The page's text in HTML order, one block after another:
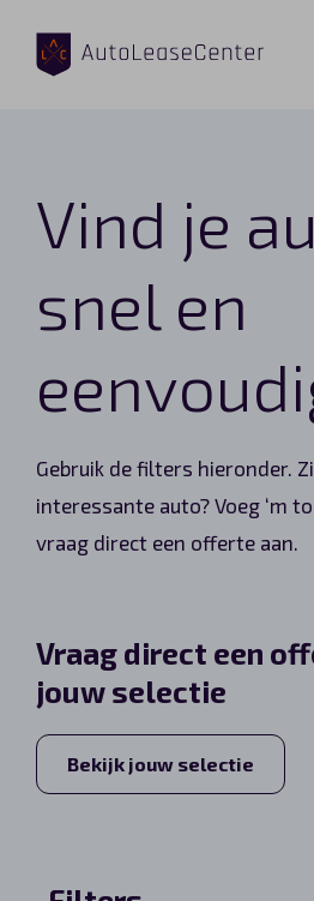
Vind je
snel en
Gebruik de filters hieronder.
interessante auto? Voeg ‘m
vraag direct een offerte aan.
Vraag direct een
jouw selectie
Bekijk jouw selectie
Zakelijke auto’s
Elektrische auto’s
Wagenparkbeheer
Shortlease
Vragen?
Over ons